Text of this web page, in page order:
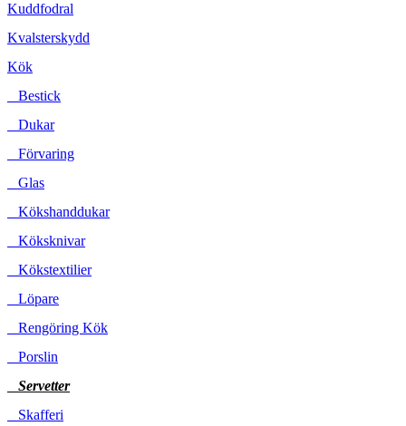
Kuddfodral
Kvalsterskydd
Kök
Bestick
Dukar
Förvaring
Glas
Kökshanddukar
Köksknivar
Kökstextilier
Löpare
Rengöring Kök
Porslin
Servetter
Skafferi